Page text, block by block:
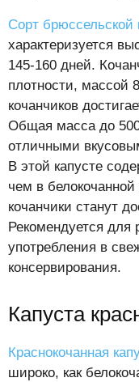
Сорт
характеризуется
145-160 дней.
плотности, массой
кочанчиков
Общая масса до
отличными
В этой капусте
чем в
кочанчики станут
Рекомендуется для
употребления в
консервирования.
Капуста
Краснокочанная
широко, как